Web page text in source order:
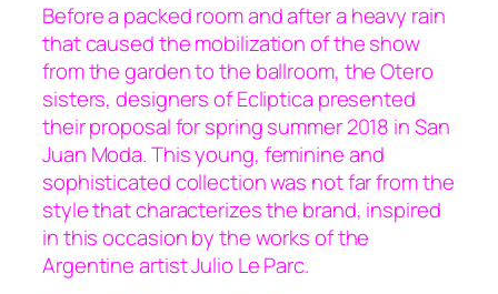
Before a packed room and after a heavy rain
that caused the mobilization of the show
from the garden to the ballroom, the Otero
sisters, designers of Ecliptica presented
their proposal for spring summer 2018 in San
Juan Moda. This young, feminine and
sophisticated collection was not far from the
style that characterizes the brand, inspired
in this occasion by the works of the
Argentine artist Julio Le Parc.